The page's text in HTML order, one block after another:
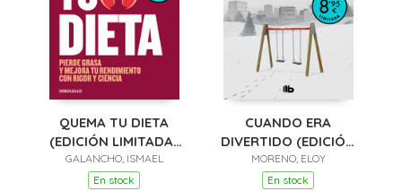
QUEMA TU DIETA
(EDICIÓN LIMITADA ·
VERANO)
GALANCHO, ISMAEL
En stock
CUANDO ERA
DIVERTIDO (EDICIÓN
LIMITADA · VERANO)
MORENO, ELOY
En stock